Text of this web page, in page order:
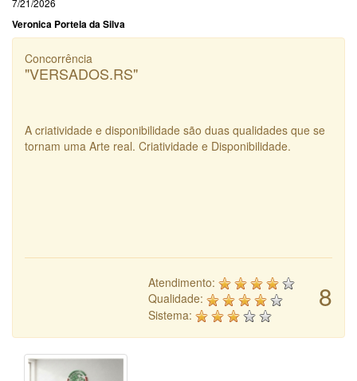
7/21/2026
Veronica Portela da Silva
Concorrência
"VERSADOS.RS"
A criatividade e disponibilidade são duas qualidades que se
tornam uma Arte real. Criatividade e Disponibilidade.
8
Atendimento:
Qualidade:
Sistema: